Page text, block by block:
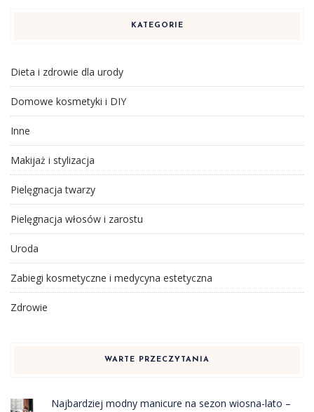
KATEGORIE
Dieta i zdrowie dla urody
Domowe kosmetyki i DIY
Inne
Makijaż i stylizacja
Pielęgnacja twarzy
Pielęgnacja włosów i zarostu
Uroda
Zabiegi kosmetyczne i medycyna estetyczna
Zdrowie
WARTE PRZECZYTANIA
Najbardziej modny manicure na sezon wiosna-lato –